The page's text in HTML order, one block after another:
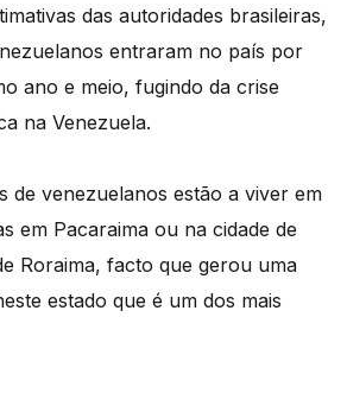
das autoridades brasileiras,
entraram no país por
ano e meio, fugindo da crise
na Venezuela.
de venezuelanos estão a viver em
em Pacaraima ou na cidade de
Roraima, facto que gerou uma
estado que é um dos mais